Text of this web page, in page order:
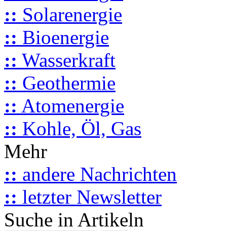
:: Solarenergie
:: Bioenergie
:: Wasserkraft
:: Geothermie
:: Atomenergie
:: Kohle, Öl, Gas
Mehr
:: andere Nachrichten
:: letzter Newsletter
Suche in Artikeln